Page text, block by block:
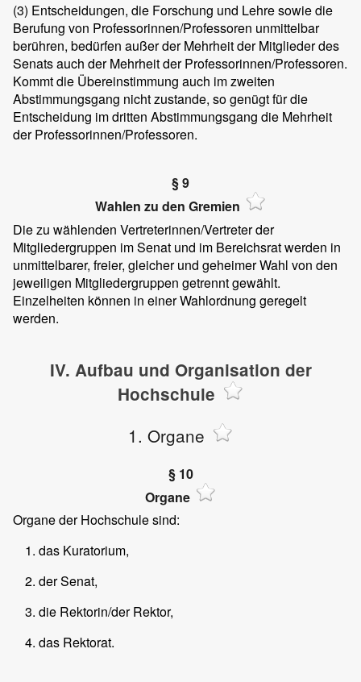
(3) Entscheidungen, die Forschung und Lehre sowie die
Berufung von Professorinnen/Professoren unmittelbar
berühren, bedürfen außer der Mehrheit der Mitglieder des
Senats auch der Mehrheit der Professorinnen/Professoren.
Kommt die Übereinstimmung auch im zweiten
Abstimmungsgang nicht zustande, so genügt für die
Entscheidung im dritten Abstimmungsgang die Mehrheit
der Professorinnen/Professoren.
§ 9
Wahlen zu den Gremien
Die zu wählenden Vertreterinnen/Vertreter der
Mitgliedergruppen im Senat und im Bereichsrat werden in
unmittelbarer, freier, gleicher und geheimer Wahl von den
jeweiligen Mitgliedergruppen getrennt gewählt.
Einzelheiten können in einer Wahlordnung geregelt
werden.
IV. Aufbau und Organisation der
Hochschule
1. Organe
§ 10
Organe
Organe der Hochschule sind:
das Kuratorium,
der Senat,
die Rektorin/der Rektor,
das Rektorat.